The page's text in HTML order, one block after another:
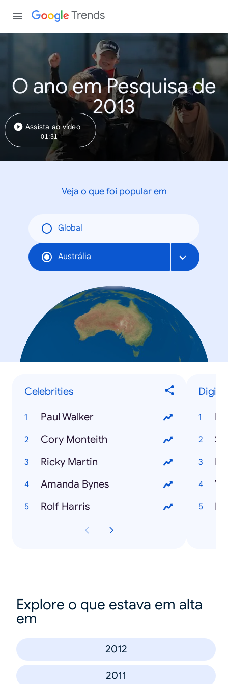
Trends
O ano em Pesquisa de
2013
Assista ao vídeo
01:31
Veja o que foi popular em
Global
Austrália
Celebrities
Paul Walker
Cory Monteith
Ricky Martin
Amanda Bynes
Rolf Harris
Explore o que estava em alta
em
2012
2011